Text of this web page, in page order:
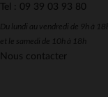
Tel : 09 39 03 93 80
Du lundi au vendredi de 9h à
et le samedi de 10h à 18h
Nous contacter